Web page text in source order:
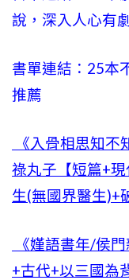
說，深入人心有
書單連結：25本
推薦
《入骨相思知
祿丸子【短篇+
生(無國界醫生)+
《嫤語書年/侯
+古代+以三國為